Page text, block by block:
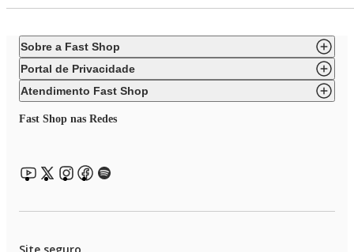
Sobre a Fast Shop
Portal de Privacidade
Atendimento Fast Shop
Fast Shop nas Redes